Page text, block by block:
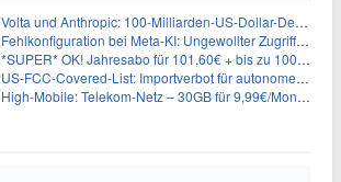
Volta und Anthropic: 100-Milliarden-US-Dollar-Deal für KI-Rechenleistung
Fehlkonfiguration bei Meta-KI: Ungewollter Zugriff auf fremde Systeme
*SUPER* OK! Jahresabo für 101,60€ + bis zu 100€ Prämie
US-FCC-Covered-List: Importverbot für autonome Roboter ab Juli 2026
High-Mobile: Telekom-Netz – 30GB für 9,99€/Monat / 80GB für 12,49€/Monat / 100GB für 19,99€/Monat (auch mtl. kündbar)